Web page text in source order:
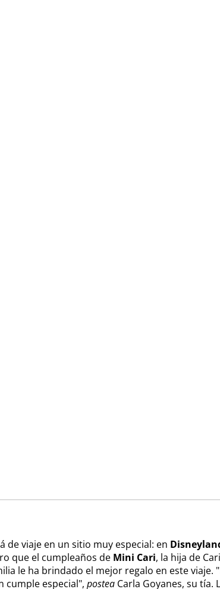
de viaje en un sitio muy especial: en
que el cumpleaños de Mini Cari, la hija de
le ha brindado el mejor regalo en este viaje. "
cumple especial", postea Carla Goyanes, su tía.